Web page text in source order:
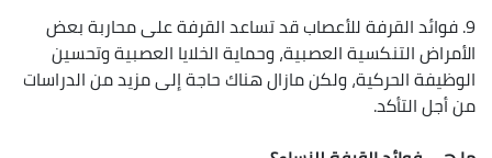
9. فوائد القرفة للأعصاب قد تساعد القرفة على محاربة بعض
الأمراض التنكسية العصبية، وحماية الخلايا العصبية وتحسين
الوظيفة الحركية، ولكن مازال هناك حاجة إلى مزيد من الدراسات
من أجل التأكد.